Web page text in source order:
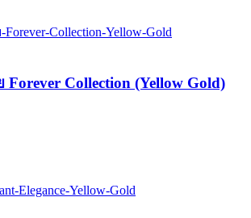
Collection (Yellow Gold)